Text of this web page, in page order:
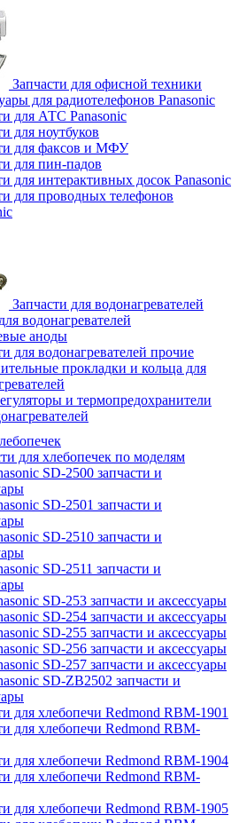
Запчасти для офисной техники
для радиотелефонов Panasonic
для АТС Panasonic
для ноутбуков
для факсов и МФУ
для пин-падов
для интерактивных досок Panasonic
для проводных телефонов
Запчасти для водонагревателей
водонагревателей
аноды
для водонагревателей прочие
прокладки и кольца для
и термопредохранители
для хлебопечек по моделям
SD-2500 запчасти и
SD-2501 запчасти и
SD-2510 запчасти и
SD-2511 запчасти и
SD-253 запчасти и аксессуары
SD-254 запчасти и аксессуары
SD-255 запчасти и аксессуары
SD-256 запчасти и аксессуары
SD-257 запчасти и аксессуары
SD-ZB2502 запчасти и
для хлебопечи Redmond RBM-1901
для хлебопечи Redmond RBM-
для хлебопечи Redmond RBM-1904
для хлебопечи Redmond RBM-
для хлебопечи Redmond RBM-1905